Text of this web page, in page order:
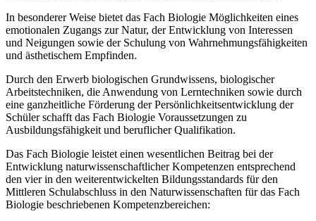
In besonderer Weise bietet das Fach Biologie Möglichkeiten eines
emotionalen Zugangs zur Natur, der Entwicklung von Interessen
und Neigungen sowie der Schulung von Wahrnehmungsfähigkeiten
und ästhetischem Empfinden.
Durch den Erwerb biologischen Grundwissens, biologischer
Arbeitstechniken, die Anwendung von Lerntechniken sowie durch
eine ganzheitliche Förderung der Persönlichkeitsentwicklung der
Schüler schafft das Fach Biologie Voraussetzungen zu
Ausbildungsfähigkeit und beruflicher Qualifikation.
Das Fach Biologie leistet einen wesentlichen Beitrag bei der
Entwicklung naturwissenschaftlicher Kompetenzen entsprechend
den vier in den weiterentwickelten Bildungsstandards für den
Mittleren Schulabschluss in den Naturwissenschaften für das Fach
Biologie beschriebenen Kompetenzbereichen: